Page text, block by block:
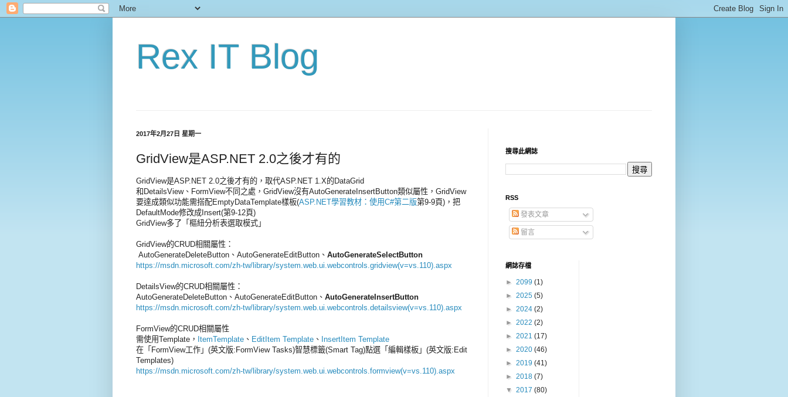
Rex IT Blog
2017年2月27日 星期一
GridView是ASP.NET 2.0之後才有的
GridView是ASP.NET 2.0之後才有的，取代ASP.NET 1.X的DataGrid
和DetailsView、FormView不同之處，GridView沒有AutoGenerateInsertButton類似屬性，GridView
要達成類似功能需搭配EmptyDataTemplate樣板(ASP.NET學習教材：使用C#第二版第9-9頁)，把
DefaultMode修改成Insert(第9-12頁)
GridView多了「樞紐分析表選取模式」
GridView的CRUD相關屬性：
AutoGenerateDeleteButton、AutoGenerateEditButton、 AutoGenerateSelectButton
https://msdn.microsoft.com/zh-tw/library/system.web.ui.webcontrols.gridview(v=vs.110).aspx
DetailsView的CRUD相關屬性：
AutoGenerateDeleteButton、AutoGenerateEditButton、 AutoGenerateInsertButton
https://msdn.microsoft.com/zh-tw/library/system.web.ui.webcontrols.detailsview(v=vs.110).aspx
FormView的CRUD相關屬性
需使用Template， ItemTemplate 、 EditItem Template 、 InsertItem Template
在「FormView工作」(英文版:FormView Tasks)智慧標籤(Smart Tag)點選「編輯樣板」(英文版:Edit
Templates)
https://msdn.microsoft.com/zh-tw/library/system.web.ui.webcontrols.formview(v=vs.110).aspx
搜尋此網誌
RSS
發表文章
留言
網誌存檔
► 2099 (1)
► 2025 (5)
► 2024 (2)
► 2022 (2)
► 2021 (17)
► 2020 (46)
► 2019 (41)
► 2018 (7)
▼ 2017 (80)